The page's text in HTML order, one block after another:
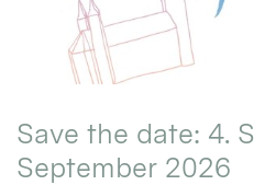
Save the date: 4.
September 2026